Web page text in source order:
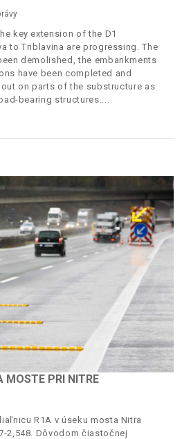
key extension of the D1
to Triblavina are progressing. The
demolished, the embankments
have been completed and
on parts of the substructure as
bearing structures.
MOSTE PRI NITRE
R1A v úseku mosta Nitra
2,548. Dôvodom čiastočnej